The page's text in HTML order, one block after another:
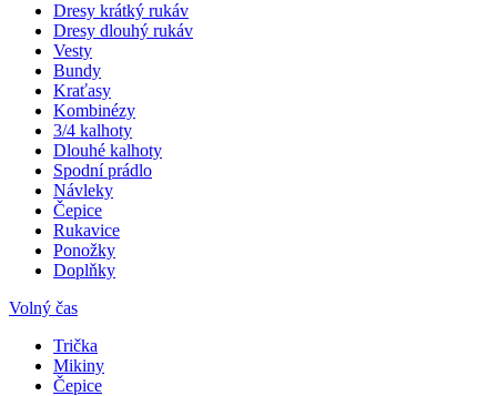
Dresy krátký rukáv
Dresy dlouhý rukáv
Vesty
Bundy
Kraťasy
Kombinézy
3/4 kalhoty
Dlouhé kalhoty
Spodní prádlo
Návleky
Čepice
Rukavice
Ponožky
Doplňky
Volný čas
Trička
Mikiny
Čepice